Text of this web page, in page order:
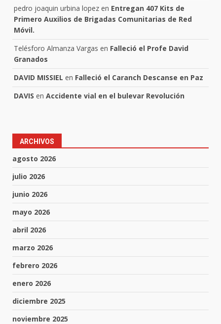
pedro joaquin urbina lopez en Entregan 407 Kits de
Primero Auxilios de Brigadas Comunitarias de Red
Móvil.
Telésforo Almanza Vargas en Falleció el Profe David
Granados
DAVID MISSIEL en Falleció el Caranch Descanse en Paz
DAVIS en Accidente vial en el bulevar Revolución
ARCHIVOS
agosto 2026
julio 2026
junio 2026
mayo 2026
abril 2026
marzo 2026
febrero 2026
enero 2026
diciembre 2025
noviembre 2025